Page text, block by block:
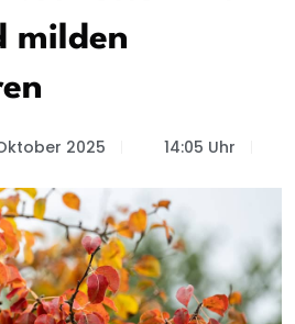
milden
2025 14:05 Uhr